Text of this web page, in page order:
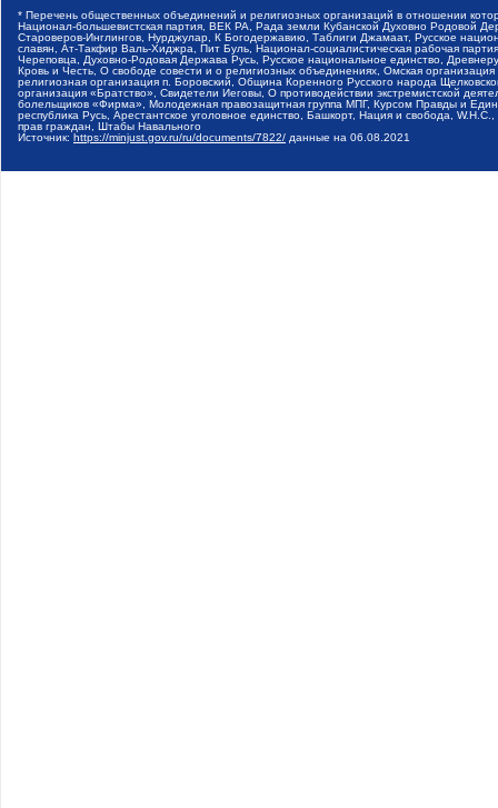
* Перечень общественных объединений и религиозных организаций в отношении
Национал-большевистская партия, ВЕК РА, Рада земли Кубанской Духовно Родовой
Староверов-Инглингов, Нурджулар, К Богодержавию, Таблиги Джамаат, Русское
славян, Ат-Такфир Валь-Хиджра, Пит Буль, Национал-социалистическая рабочая
Череповца, Духовно-Родовая Держава Русь, Русское национальное единство,
Кровь и Честь, О свободе совести и о религиозных объединениях, Омская
религиозная организация п. Боровский, Община Коренного Русского народа
организация «Братство», Свидетели Иеговы, О противодействии экстремистской
болельщиков «Фирма», Молодежная правозащитная группа МПГ, Курсом Правды и
республика Русь, Арестантское уголовное единство, Башкорт, Нация и свобода,
прав граждан, Штабы Навального
Источник: https://minjust.gov.ru/ru/documents/7822/ данные на 06.08.2021